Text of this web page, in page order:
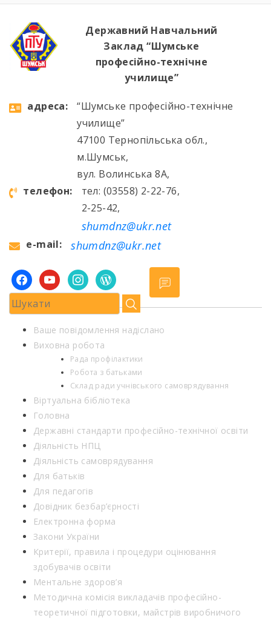
Державний Навчальний
Заклад “Шумське
професійно-технічне
училище”
aдресa:
“Шумське професійно-технічне
училище”
47100 Тернопільська обл.,
м.Шумськ,
вул. Волинська 8А,
телефон:
тел: (03558) 2-22-76,
2-25-42,
shumdnz@ukr.net
e-mail: shumdnz@ukr.net
facebookyoutubeinstagramwordpress
Ваше повідомлення надіслано
Виховна робота
Рада профілактики
Робота з батьками
Склад ради учнівського самоврядування
Віртуальна бібліотека
Головна
Державні стандарти професійно-технічної освіти
Діяльність НПЦ
Діяльність самоврядування
Для батьків
Для педагогів
Довідник безбар’єрності
Електронна форма
Закони України
Критерії, правила і процедури оцінювання
здобувачів освіти
Ментальне здоров’я
Методична комісія викладачів професійно-
теоретичної підготовки, майстрів виробничого